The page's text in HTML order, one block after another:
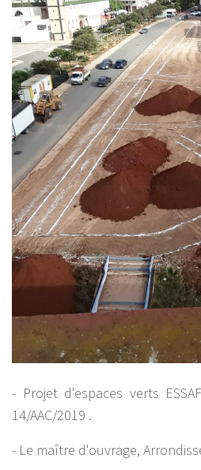
- Projet d'espaces verts
14/AAC/2019 .
- Le maître d'ouvrage,